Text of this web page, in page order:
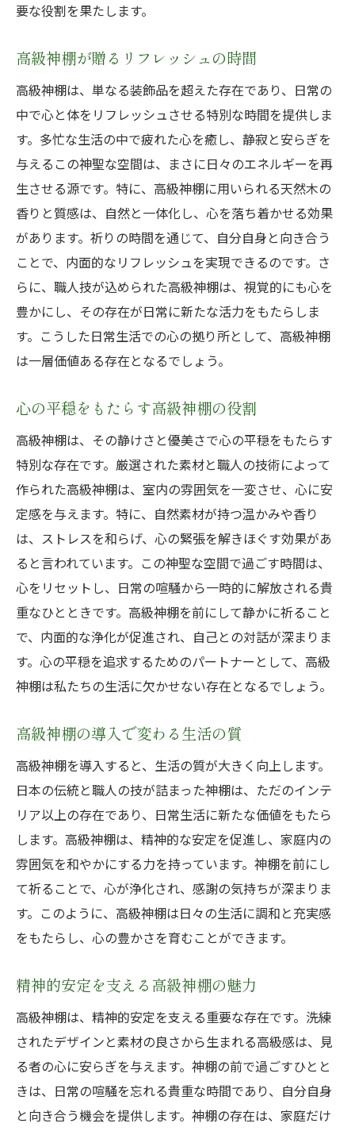
要な役割を果たします。
高級神棚が贈るリフレッシュの時間
高級神棚は、単なる装飾品を超えた存在であり、日常の
中で心と体をリフレッシュさせる特別な時間を提供しま
す。多忙な生活の中で疲れた心を癒し、静寂と安らぎを
与えるこの神聖な空間は、まさに日々のエネルギーを再
生させる源です。特に、高級神棚に用いられる天然木の
香りと質感は、自然と一体化し、心を落ち着かせる効果
があります。祈りの時間を通じて、自分自身と向き合う
ことで、内面的なリフレッシュを実現できるのです。さ
らに、職人技が込められた高級神棚は、視覚的にも心を
豊かにし、その存在が日常に新たな活力をもたらしま
す。こうした日常生活での心の拠り所として、高級神棚
は一層価値ある存在となるでしょう。
心の平穏をもたらす高級神棚の役割
高級神棚は、その静けさと優美さで心の平穏をもたらす
特別な存在です。厳選された素材と職人の技術によって
作られた高級神棚は、室内の雰囲気を一変させ、心に安
定感を与えます。特に、自然素材が持つ温かみや香り
は、ストレスを和らげ、心の緊張を解きほぐす効果があ
ると言われています。この神聖な空間で過ごす時間は、
心をリセットし、日常の喧騒から一時的に解放される貴
重なひとときです。高級神棚を前にして静かに祈ること
で、内面的な浄化が促進され、自己との対話が深まりま
す。心の平穏を追求するためのパートナーとして、高級
神棚は私たちの生活に欠かせない存在となるでしょう。
高級神棚の導入で変わる生活の質
高級神棚を導入すると、生活の質が大きく向上します。
日本の伝統と職人の技が詰まった神棚は、ただのインテ
リア以上の存在であり、日常生活に新たな価値をもたら
します。高級神棚は、精神的な安定を促進し、家庭内の
雰囲気を和やかにする力を持っています。神棚を前にし
て祈ることで、心が浄化され、感謝の気持ちが深まりま
す。このように、高級神棚は日々の生活に調和と充実感
をもたらし、心の豊かさを育むことができます。
精神的安定を支える高級神棚の魅力
高級神棚は、精神的安定を支える重要な存在です。洗練
されたデザインと素材の良さから生まれる高級感は、見
る者の心に安らぎを与えます。神棚の前で過ごすひとと
きは、日常の喧騒を忘れる貴重な時間であり、自分自身
と向き合う機会を提供します。神棚の存在は、家庭だけ